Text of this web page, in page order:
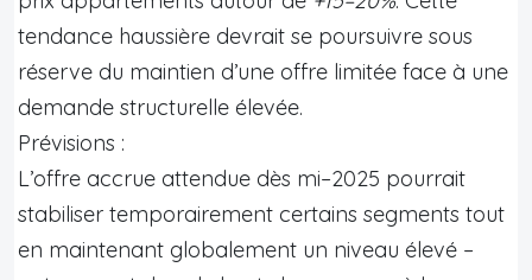
tendance haussière devrait se poursuivre sous
réserve du maintien d’une offre limitée face à une
demande structurelle élevée.
Prévisions :
L’offre accrue attendue dès mi–2025 pourrait
stabiliser temporairement certains segments tout
en maintenant globalement un niveau élevé –